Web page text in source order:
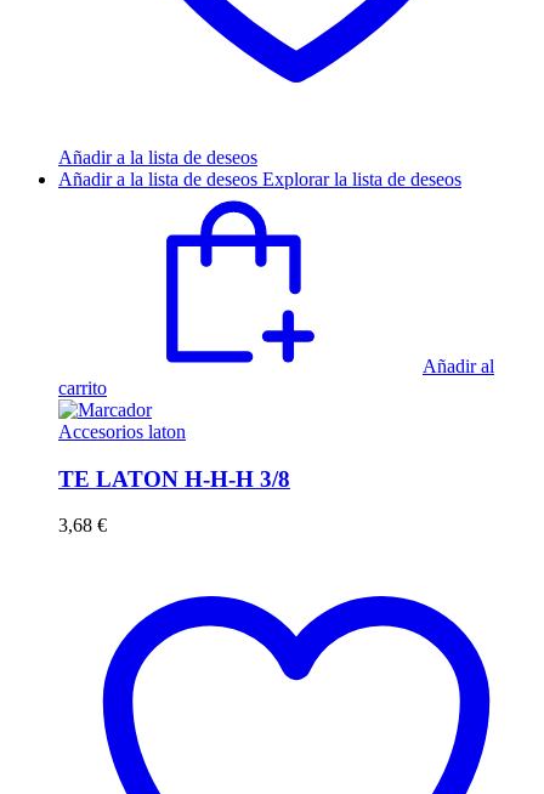
Añadir a la lista de deseos
Añadir a la lista de deseos Explorar la lista de deseos
Añadir al
carrito
Accesorios laton
TE LATON H-H-H 3/8
3,68 €